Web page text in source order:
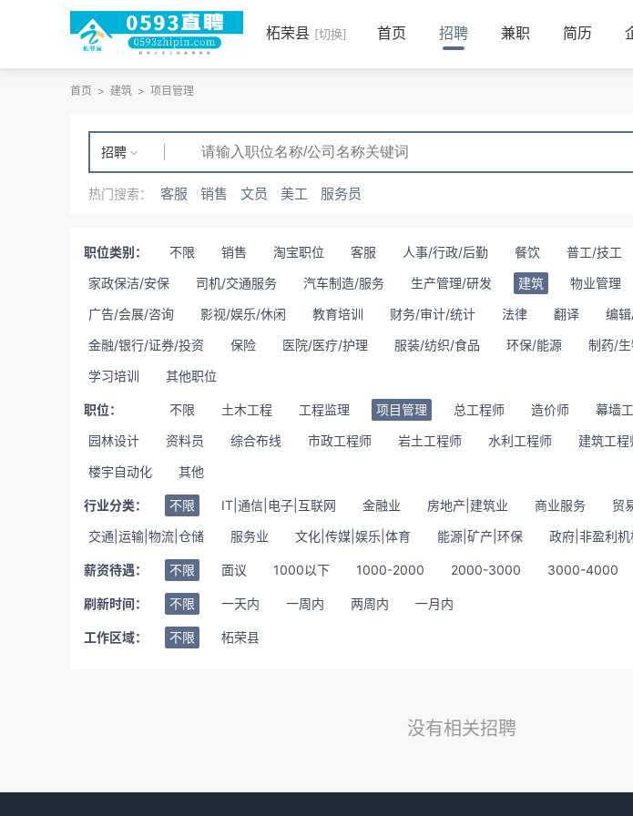
柘荣县 [切换] 首页 招聘 兼职 简历
首页 > 建筑 > 项目管理
招聘
热门搜索： 客服 销售 文员 美工 服务员
职位类别： 不限 销售 淘宝职位 客服 人事/行政/后勤 餐饮 普工/技工
家政保洁/安保
司机/交通服务 汽车制造/服务 生产管理/研发 建筑 物业管理
广告/会展/咨询
影视/娱乐/休闲 教育培训 财务/审计/统计 法律 翻译 编
金融/银行/证券/投资
保险 医院/医疗/护理 服装/纺织/食品 环保/能源 制药/
学习培训
其他职位
职位： 不限 土木工程 工程监理 项目管理 总工程师 造价师 幕墙
园林设计
资料员 综合布线 市政工程师 岩土工程师 水利工程师 建筑工程
楼宇自动化
其他
行业分类： 不限 IT|通信|电子|互联网 金融业 房地产|建筑业 商业服务 贸
交通|运输|物流|仓储
服务业 文化|传媒|娱乐|体育 能源|矿产|环保 政府|非盈利机
薪资待遇： 不限 面议 1000以下 1000-2000 2000-3000 3000-4000
刷新时间： 不限 一天内 一周内 两周内 一月内
工作区域： 不限 柘荣县
没有相关招聘